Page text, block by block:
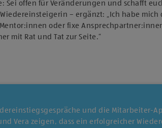
offen für Veränderungen und schafft
– ergänzt: „Ich habe mich
oder fixe
mit Rat und Tat zur Seite.“
und die Mitarbeiter-
Vera zeigen, dass ein erfolgreicher